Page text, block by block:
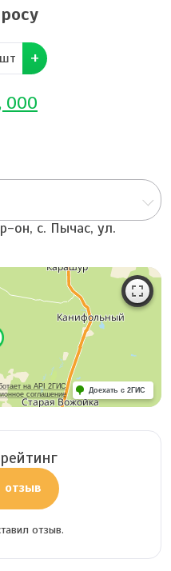
шт
ООО
он, с. Пычас, ул.
на API 2ГИС
соглашение
Доехать с 2ГИС
отзыв
отзыв.